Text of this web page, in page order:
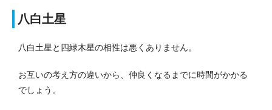
八白土星
八白土星と四緑木星の相性は悪くありません。
お互いの考え方の違いから、仲良くなるまでに時間がかかる
でしょう。